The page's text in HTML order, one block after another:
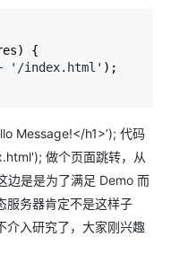
{
'/index.html' );
Message!</h1>’); 代码
做个页面跳转，从
边是是为了满足 Demo 而
服务器肯定不是这样子
介入研究了，大家刚兴趣